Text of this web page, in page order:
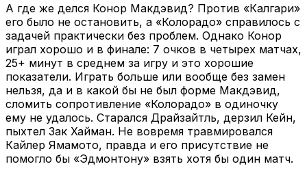
А где же делся Конор Макдэвид? Против «Калгари»
его было не остановить, а «Колорадо» справилось с
задачей практически без проблем. Однако Конор
играл хорошо и в финале: 7 очков в четырех матчах,
25+ минут в среднем за игру и это хорошие
показатели. Играть больше или вообще без замен
нельзя, да и в какой бы не был форме Макдэвид,
сломить сопротивление «Колорадо» в одиночку
ему не удалось. Старался Драйзайтль, дерзил Кейн,
пыхтел Зак Хайман. Не вовремя травмировался
Кайлер Ямамото, правда и его присутствие не
помогло бы «Эдмонтону» взять хотя бы один матч.